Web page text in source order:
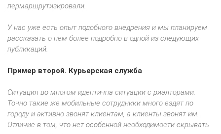
пермаршрутизировали.
У нас уже есть опыт подобного внедрения и мы планируем
рассказать о нем более подробно в одной из следующих
публикаций.
Пример второй. Курьерская служба
Ситуация во многом идентична ситуации с риэлторами.
Точно такие же мобильные сотрудники много ездят по
городу и активно звонят клиентам, а клиенты звонят им.
Отличие в том, что нет особенной необходимости скрывать